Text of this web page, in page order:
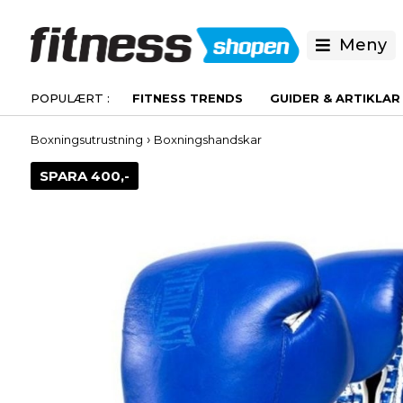
Meny
FITNESS TRENDS GUIDER & ARTIKLAR
Boxningsutrustning › Boxningshandskar
SPARA 400,-